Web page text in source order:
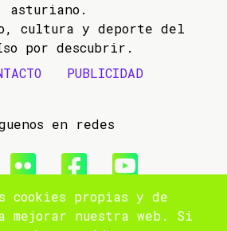
asturiano.
cultura y deporte del
por descubrir.
PUBLICIDAD
en redes
Femos
cookies propias y de
mejorar nuestra web. Si